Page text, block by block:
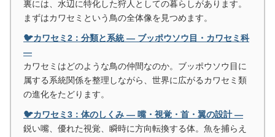
裏には、水辺に特化した狩人としての暮らしがあります。
まずはカワセミという鳥の全体像を見つめます。
🐦カワセミ2：分類と系統 ― ブッポウソウ目・カワセミ科
―
カワセミはどのような鳥の仲間なのか。ブッポウソウ目に
属する系統関係を整理しながら、世界に広がるカワセミ類
の進化をたどります。
🐦カワセミ3：体のしくみ ― 嘴・視覚・首・翼の設計 ―
鋭い嘴、優れた視覚、瞬時に方向転換する体。魚を捕らえ